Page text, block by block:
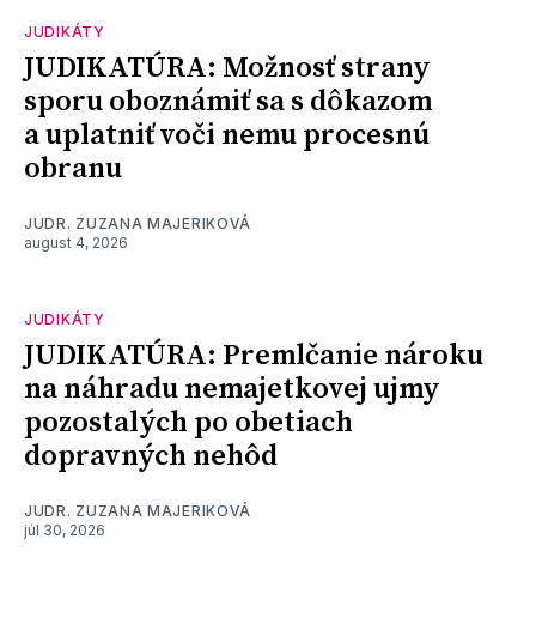
JUDIKÁTY
JUDIKATÚRA: Možnosť strany
sporu oboznámiť sa s dôkazom
a uplatniť voči nemu procesnú
obranu
JUDR. ZUZANA MAJERIKOVÁ
august 4, 2026
JUDIKÁTY
JUDIKATÚRA: Premlčanie nároku
na náhradu nemajetkovej ujmy
pozostalých po obetiach
dopravných nehôd
JUDR. ZUZANA MAJERIKOVÁ
júl 30, 2026